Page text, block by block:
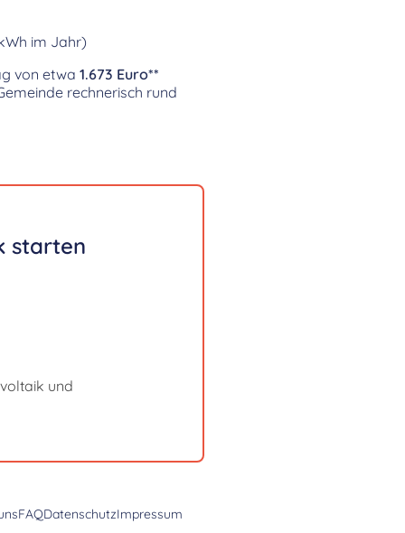
im Jahr)
von etwa 1.673 Euro**
rechnerisch rund
starten
und
FAQDatenschutzImpressum